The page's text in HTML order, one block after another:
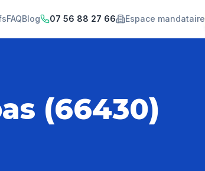
FAQBlog 07 56 88 27 66 Espace mandataire
(66430)